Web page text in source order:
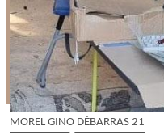
MOREL GINO DÉBARRAS 21